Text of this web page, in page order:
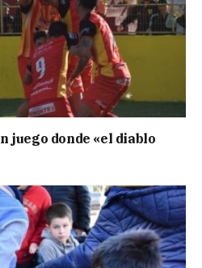
juego donde «el diablo